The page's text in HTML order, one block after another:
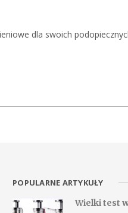
dla swoich
POPULARNE ARTYKUŁY
Wielki test